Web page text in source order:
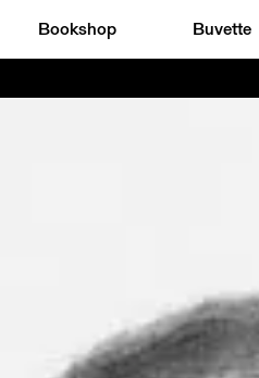
Bookshop Buvette